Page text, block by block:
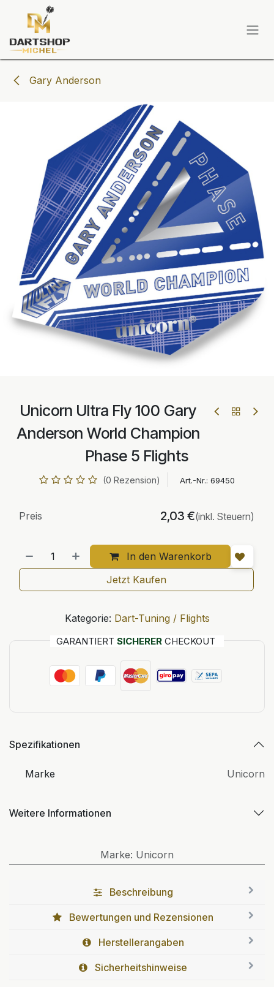
Zum Inhalt springen
Gary Anderson
Unicorn Ultra Fly 100 Gary
Anderson World Champion
Phase 5 Flights
(0 Rezension) Art.-Nr.: 69450
In den Warenkorb
Preis 2,03 €(inkl. Steuern)
Jetzt Kaufen
Kategorie: Dart-Tuning / Flights
GARANTIERT SICHERER CHECKOUT
Spezifikationen
Marke Unicorn
Weitere Informationen
Marke: Unicorn
Beschreibung
Bewertungen und Rezensionen
Herstellerangaben
Sicherheitshinweise